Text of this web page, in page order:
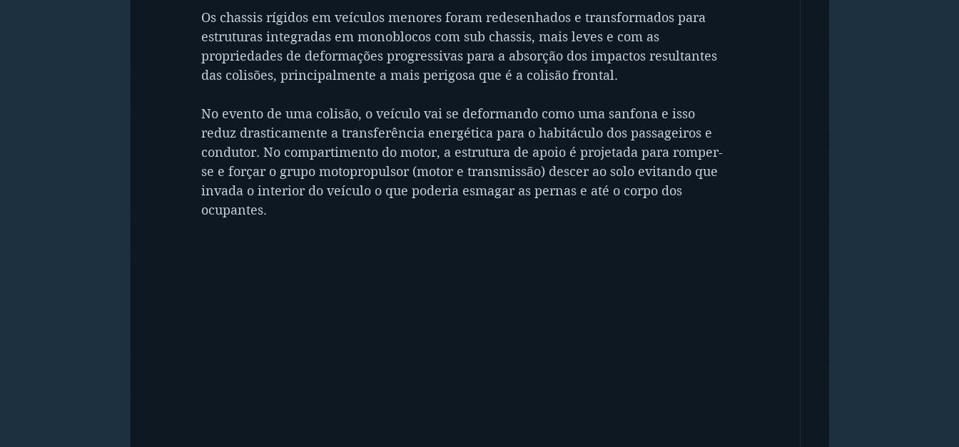
Os chassis rígidos em veículos menores foram redesenhados e transformados para
estruturas integradas em monoblocos com sub chassis, mais leves e com as
propriedades de deformações progressivas para a absorção dos impactos resultantes
das colisões, principalmente a mais perigosa que é a colisão frontal.
No evento de uma colisão, o veículo vai se deformando como uma sanfona e isso
reduz drasticamente a transferência energética para o habitáculo dos passageiros e
condutor. No compartimento do motor, a estrutura de apoio é projetada para romper-
se e forçar o grupo motopropulsor (motor e transmissão) descer ao solo evitando que
invada o interior do veículo o que poderia esmagar as pernas e até o corpo dos
ocupantes.